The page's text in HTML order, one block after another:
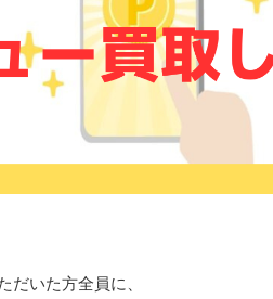
だいた方全員に、